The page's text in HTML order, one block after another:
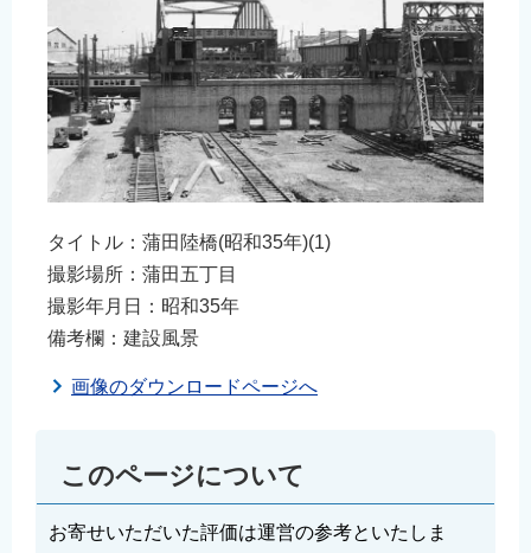
タイトル：蒲田陸橋(昭和35年)(1)
撮影場所：蒲田五丁目
撮影年月日：昭和35年
備考欄：建設風景
画像のダウンロードページへ
このページについて
お寄せいただいた評価は運営の参考といたしま